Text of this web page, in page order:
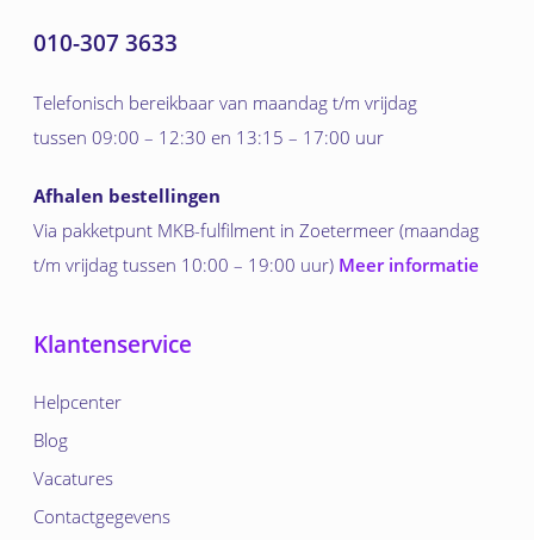
010-307 3633
Telefonisch bereikbaar van maandag t/m vrijdag
tussen 09:00 – 12:30 en 13:15 – 17:00 uur
Afhalen bestellingen
Via pakketpunt MKB-fulfilment in Zoetermeer (maandag
t/m vrijdag tussen 10:00 – 19:00 uur) Meer informatie
Klantenservice
Helpcenter
Blog
Vacatures
Contactgegevens